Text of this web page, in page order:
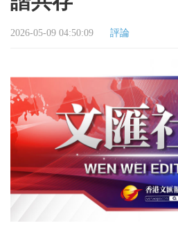
2026-05-09 04:50:09 評論